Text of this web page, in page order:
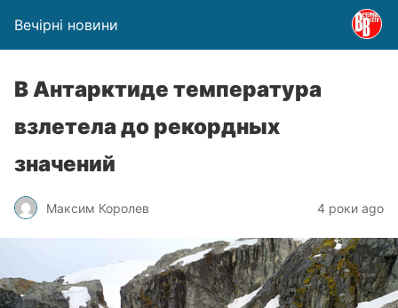
Вечірні новини
В Антарктиде температура
взлетела до рекордных
значений
Максим Королев 4 роки ago